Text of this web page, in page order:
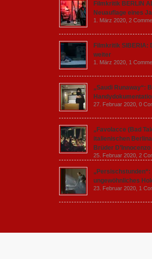
Filmkritik BERLIN
Neuauflage eines
1. März 2020, 2
Filmkritik SIBERIA:
weiter
1. März 2020, 1
„Saudi Runaway“:
27. Februar 2020, 0
„Favolacce (Bad
italienischen
Brüder D’Innocenzo
25. Februar 2020, 2
ungewöhnliches
23. Februar 2020, 1